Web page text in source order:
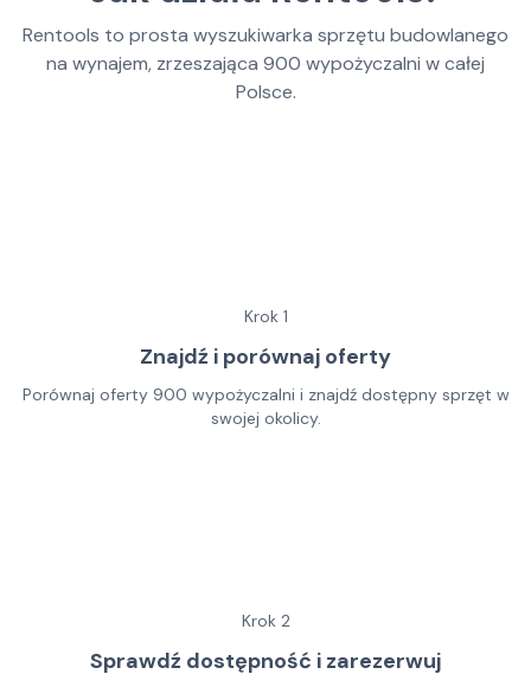
Rentools to prosta wyszukiwarka sprzętu budowlanego
na wynajem, zrzeszająca 900 wypożyczalni w całej
Polsce.
Krok 1
Znajdź i porównaj oferty
Porównaj oferty 900 wypożyczalni i znajdź dostępny sprzęt w
swojej okolicy.
Krok 2
Sprawdź dostępność i zarezerwuj